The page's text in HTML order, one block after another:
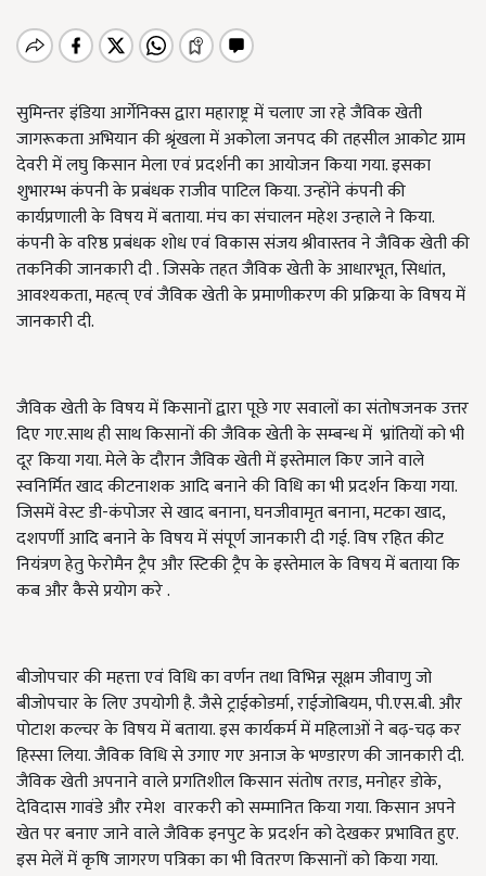
सुमिन्तर इंडिया आर्गेनिक्स द्वारा महाराष्ट्र में चलाए जा रहे जैविक खेती
जागरूकता अभियान की श्रृंखला में अकोला जनपद की तहसील आकोट ग्राम
देवरी में लघु किसान मेला एवं प्रदर्शनी का आयोजन किया गया. इसका
शुभारम्भ कंपनी के प्रबंधक राजीव पाटिल किया. उन्होंने कंपनी की
कार्यप्रणाली के विषय में बताया. मंच का संचालन महेश उन्हाले ने किया.
कंपनी के वरिष्ठ प्रबंधक शोध एवं विकास संजय श्रीवास्तव ने जैविक खेती की
तकनिकी जानकारी दी . जिसके तहत जैविक खेती के आधारभूत, सिधांत,
आवश्यकता, महत्व् एवं जैविक खेती के प्रमाणीकरण की प्रक्रिया के विषय में
जानकारी दी.
जैविक खेती के विषय में किसानों द्वारा पूछे गए सवालों का संतोषजनक उत्तर
दिए गए.साथ ही साथ किसानों की जैविक खेती के सम्बन्ध में भ्रांतियों को भी
दूर किया गया. मेले के दौरान जैविक खेती में इस्तेमाल किए जाने वाले
स्वनिर्मित खाद कीटनाशक आदि बनाने की विधि का भी प्रदर्शन किया गया.
जिसमें वेस्ट डी-कंपोजर से खाद बनाना, घनजीवामृत बनाना, मटका खाद,
दशपर्णी आदि बनाने के विषय में संपूर्ण जानकारी दी गई. विष रहित कीट
नियंत्रण हेतु फेरोमैन ट्रैप और स्टिकी ट्रैप के इस्तेमाल के विषय में बताया कि
कब और कैसे प्रयोग करे .
बीजोपचार की महत्ता एवं विधि का वर्णन तथा विभिन्न सूक्षम जीवाणु जो
बीजोपचार के लिए उपयोगी है. जैसे ट्राईकोडर्मा, राईजोबियम, पी.एस.बी. और
पोटाश कल्चर के विषय में बताया. इस कार्यकर्म में महिलाओं ने बढ़-चढ़ कर
हिस्सा लिया. जैविक विधि से उगाए गए अनाज के भण्डारण की जानकारी दी.
जैविक खेती अपनाने वाले प्रगतिशील किसान संतोष तराड, मनोहर डोके,
देविदास गावंडे और रमेश वारकरी को सम्मानित किया गया. किसान अपने
खेत पर बनाए जाने वाले जैविक इनपुट के प्रदर्शन को देखकर प्रभावित हुए.
इस मेलें में कृषि जागरण पत्रिका का भी वितरण किसानों को किया गया.